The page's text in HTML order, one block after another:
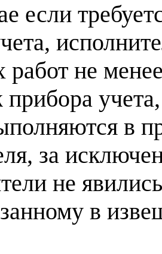
если
работ не
в
за
не
в